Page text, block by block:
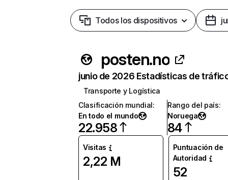
Todos los dispositivos
posten.no
junio de 2026 Estadísticas de
Transporte y Logística
Clasificación mundial:
En todo el mundo
22.958
Rango del país:
Noruega
84
Visitas
2,22 M
Puntuación de
Autoridad
52